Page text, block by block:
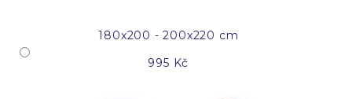
180x200 - 200x220 cm
995 Kč